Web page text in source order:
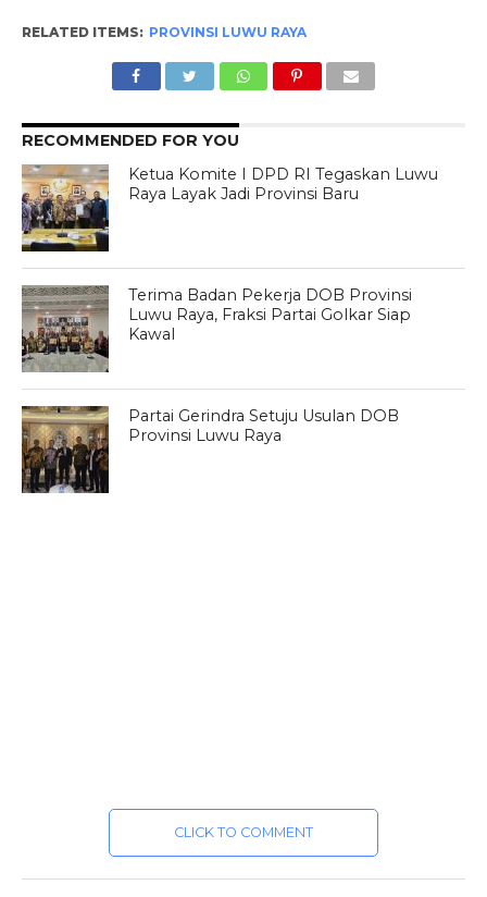
RELATED ITEMS: PROVINSI LUWU RAYA
RECOMMENDED FOR YOU
Ketua Komite I DPD RI Tegaskan Luwu
Raya Layak Jadi Provinsi Baru
Terima Badan Pekerja DOB Provinsi
Luwu Raya, Fraksi Partai Golkar Siap
Kawal
Partai Gerindra Setuju Usulan DOB
Provinsi Luwu Raya
CLICK TO COMMENT